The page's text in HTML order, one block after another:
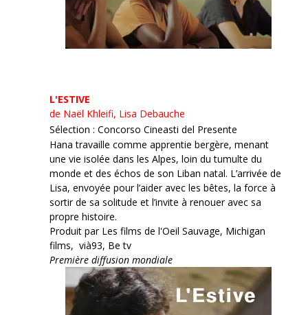
L'ESTIVE
de Naël Khleifi, Lisa Debauche
Sélection : Concorso Cineasti del Presente
Hana travaille comme apprentie bergère, menant
une vie isolée dans les Alpes, loin du tumulte du
monde et des échos de son Liban natal. L’arrivée de
Lisa, envoyée pour l’aider avec les bêtes, la force à
sortir de sa solitude et l’invite à renouer avec sa
propre histoire.
Produit par Les films de l'Oeil Sauvage, Michigan
films, vià93, Be tv
Première diffusion mondiale